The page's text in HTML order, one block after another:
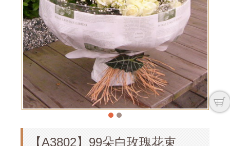
【A3802】99朵白玫瑰花束